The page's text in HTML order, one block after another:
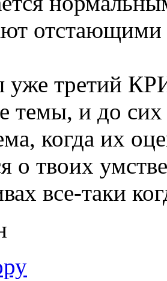
отстающими
уже третий
темы, и до
когда их
о твоих
все-таки